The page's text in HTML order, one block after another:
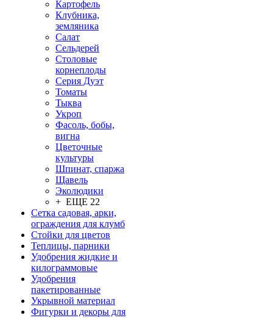
Картофель
Клубника,
земляника
Салат
Сельдерей
Столовые
корнеплоды
Серия Дуэт
Томаты
Тыква
Укроп
Фасоль, бобы,
вигна
Цветочные
культуры
Шпинат, спаржа
Щавель
Эколюдики
+ ЕЩЕ 22
Сетка садовая, арки,
ограждения для клумб
Стойки для цветов
Теплицы, парники
Удобрения жидкие и
килограммовые
Удобрения
пакетированные
Укрывной материал
Фигурки и декоры для